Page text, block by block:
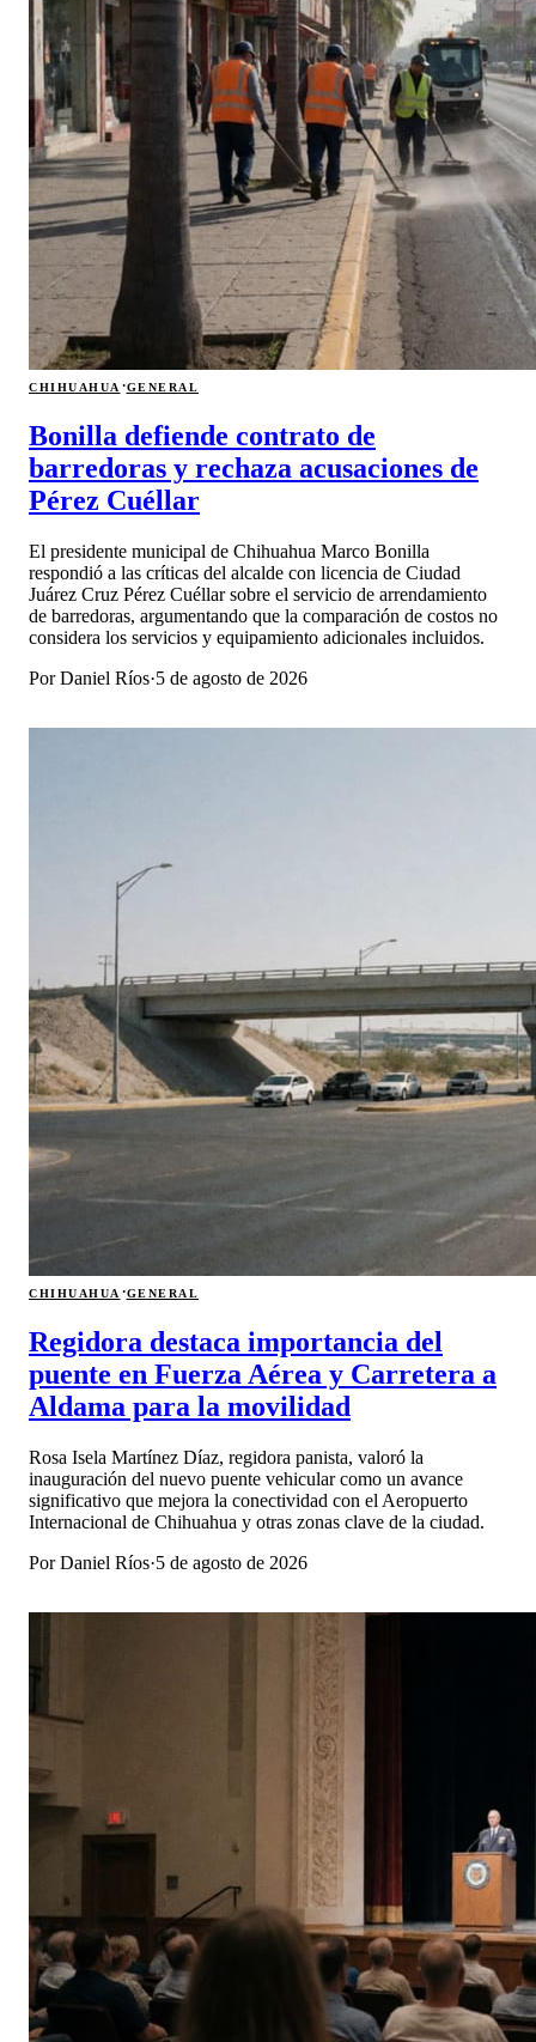
CHIHUAHUA ·GENERAL
Bonilla defiende contrato de
barredoras y rechaza acusaciones de
Pérez Cuéllar
El presidente municipal de Chihuahua Marco Bonilla
respondió a las críticas del alcalde con licencia de Ciudad
Juárez Cruz Pérez Cuéllar sobre el servicio de arrendamiento
de barredoras, argumentando que la comparación de costos no
considera los servicios y equipamiento adicionales incluidos.
PorDaniel Ríos·5 de agosto de 2026
CHIHUAHUA ·GENERAL
Regidora destaca importancia del
puente en Fuerza Aérea y Carretera a
Aldama para la movilidad
Rosa Isela Martínez Díaz, regidora panista, valoró la
inauguración del nuevo puente vehicular como un avance
significativo que mejora la conectividad con el Aeropuerto
Internacional de Chihuahua y otras zonas clave de la ciudad.
PorDaniel Ríos·5 de agosto de 2026